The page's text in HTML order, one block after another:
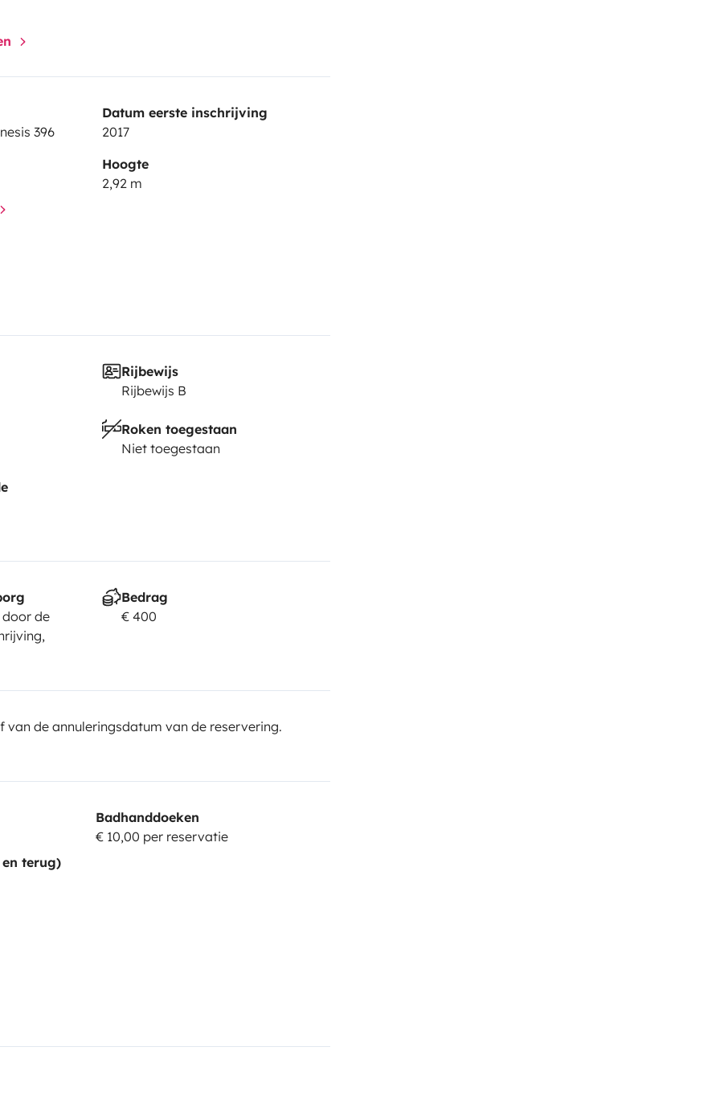
396
Datum eerste inschrijving
2017
Hoogte
2,92 m
Rijbewijs
Rijbewijs B
Roken toegestaan
Niet toegestaan
door de
Bedrag
€ 400
van de annuleringsdatum van de reservering.
Badhanddoeken
€ 10,00 per reservatie
terug)